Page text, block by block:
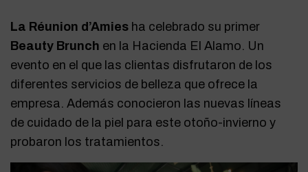
La Réunion d’Amies ha celebrado su primer
Beauty Brunch en la Hacienda El Alamo. Un
evento en el que las clientas disfrutaron de los
diferentes servicios de belleza que ofrece la
empresa. Además conocieron las nuevas líneas
de cuidado de la piel para este otoño-invierno y
probaron los tratamientos.